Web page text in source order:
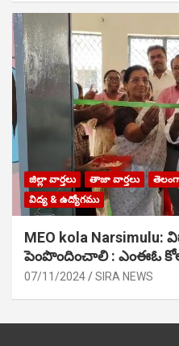
జిల్లా వార్తలు తాజా వార్తలు
విద్య & ఉద్యోగము
MEO kola Narsimulu:
పెంపొందించాలి : ఎంఈఓ
07/11/2024 SIRA NEWS